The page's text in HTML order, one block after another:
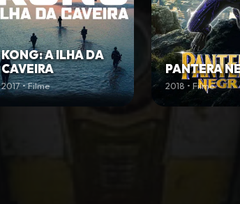
KONG: A ILHA DA
CAVEIRA
2017 • Filme
PANTERA
2018 • Filme